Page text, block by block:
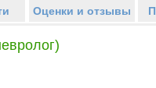
Оценки и отзывы